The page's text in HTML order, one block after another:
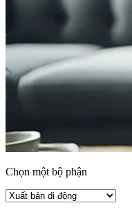
Chọn một bộ phận